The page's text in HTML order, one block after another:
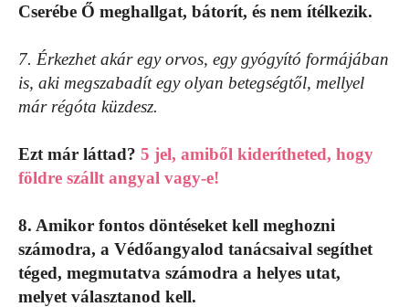
Cserébe Ő meghallgat, bátorít, és nem ítélkezik.
7. Érkezhet akár egy orvos, egy gyógyító formájában
is, aki megszabadít egy olyan betegségtől, mellyel
már régóta küzdesz.
Ezt már láttad? 5 jel, amiből kiderítheted, hogy
földre szállt angyal vagy-e!
8. Amikor fontos döntéseket kell meghozni
számodra, a Védőangyalod tanácsaival segíthet
téged, megmutatva számodra a helyes utat,
melyet választanod kell.